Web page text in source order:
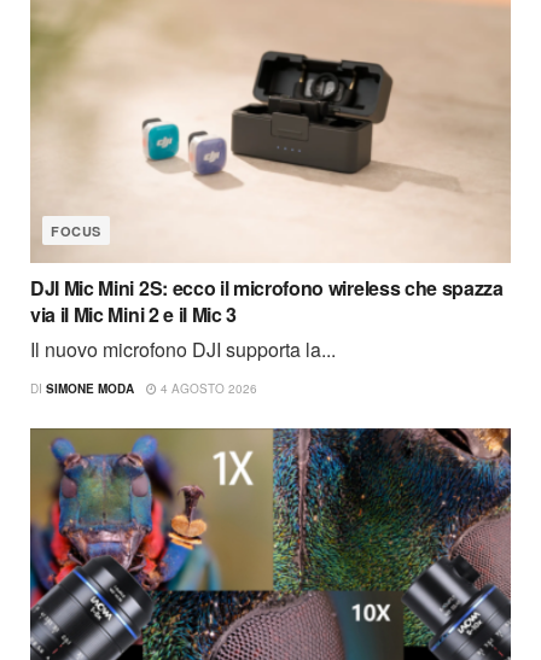
FOCUS
DJI Mic Mini 2S: ecco il microfono wireless che spazza
via il Mic Mini 2 e il Mic 3
Il nuovo microfono DJI supporta la...
DI SIMONE MODA 4 AGOSTO 2026